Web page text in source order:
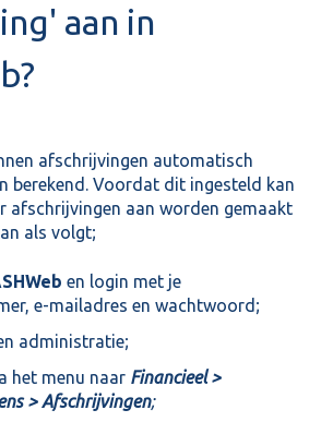
aan in
afschrijvingen automatisch
berekend. Voordat dit ingesteld kan
afschrijvingen aan worden gemaakt
als volgt;
en login met je
e-mailadres en wachtwoord;
administratie;
het menu naar Financieel >
> Afschrijvingen;